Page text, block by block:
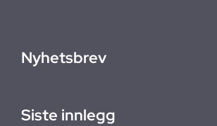
Nyhetsbrev
Siste innlegg